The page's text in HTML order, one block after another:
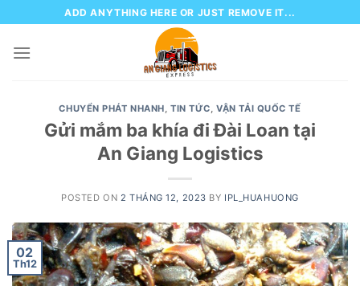
to
content
ADD ANYTHING HERE OR JUST REMOVE IT...
CHUYỂN PHÁT NHANH,TIN TỨC,VẬN TẢI QUỐC TẾ
Gửi mắm ba khía đi Đài Loan tại
An Giang Logistics
POSTED ON 2 THÁNG 12, 2023 BY IPL_HUAHUONG
02
Th12